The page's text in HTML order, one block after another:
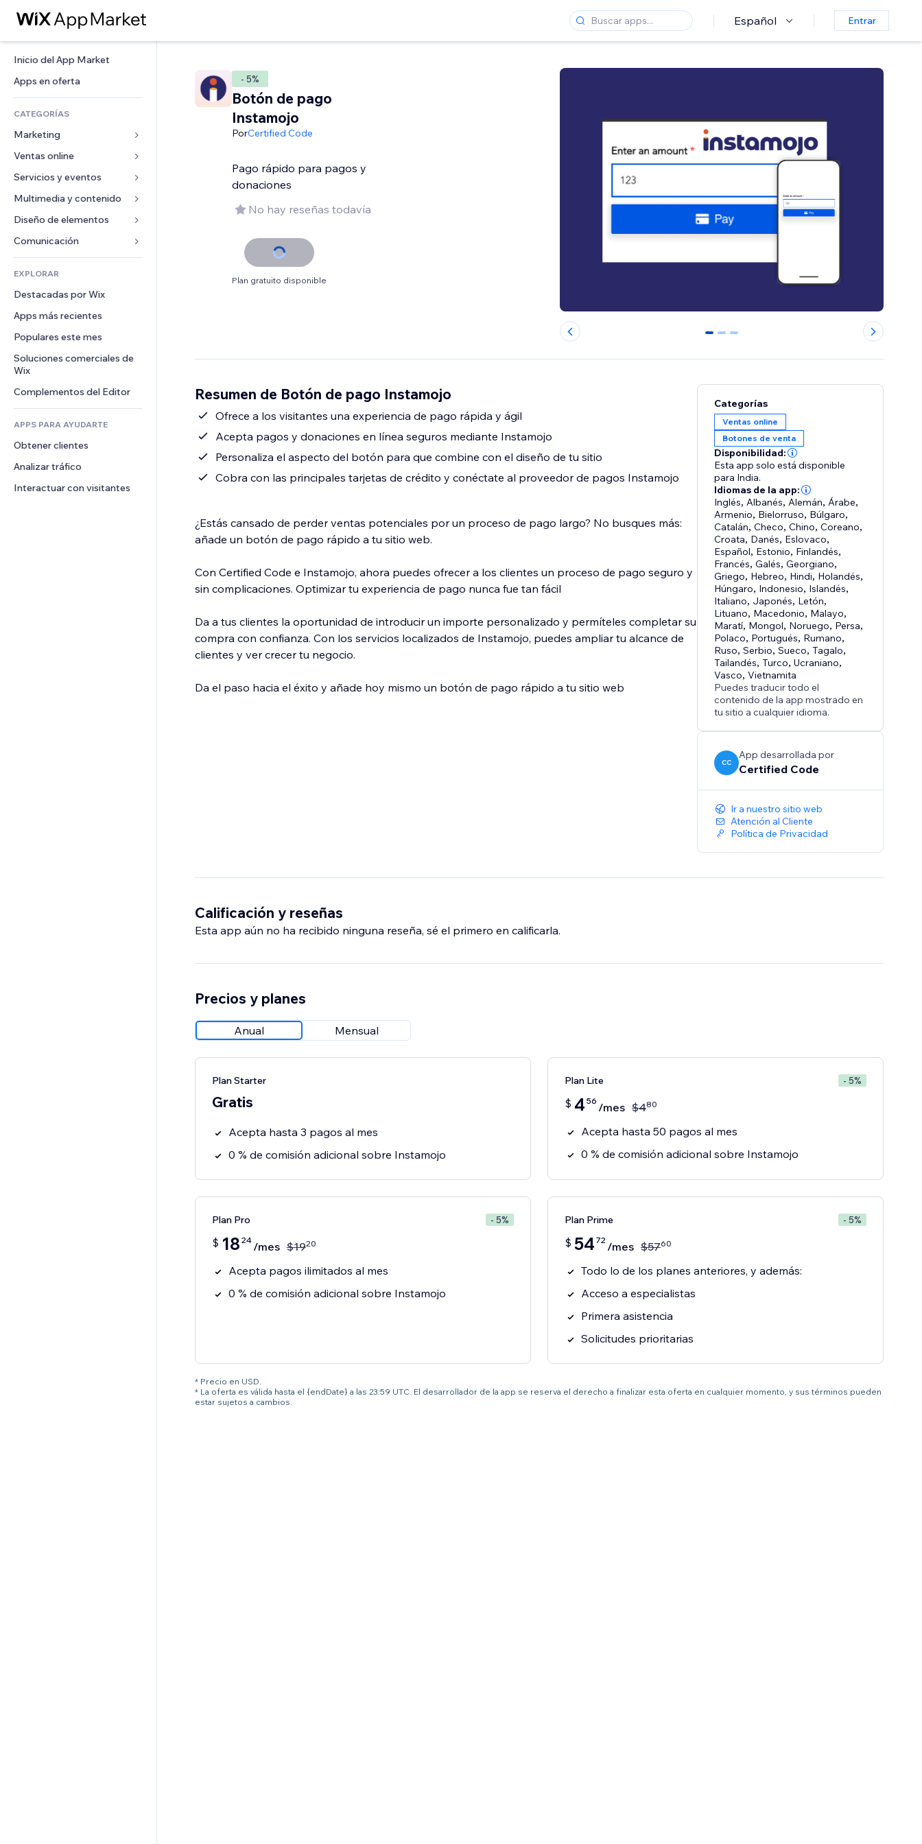
Español Entrar
Inicio del App Market
Apps en oferta
CATEGORÍAS
Marketing
Anuncios
Móvil
Analíticas
Anuncios del sitio
Email
Ventas online
Apps para tiendas
Envíos y entregas
Botones de venta
Contabilidad
Cupones y fidelización
Almacenamiento de mercancía
Crowdfunding
Alimentos y bebidas
Servicios y eventos
Hoteles
Eventos
Restaurantes
Inmobiliarias
Reservas
Multimedia y contenido
Galerías
Música
Pódcast
Fotografía
Video
PDF
Compartir archivos
Noticias
Servicios de contenido
Efectos de texto
Diseño de elementos
Mapas y navegación
Privacidad y seguridad
Reloj
Plantillas para páginas
Efectos de imágenes
Botones y menús
Banners e insignias
Calculadoras
Buscar
Formularios
Encuestas
Chat
Comentarios
Teléfono
Comunidad
Reseñas y testimonios
EXPLORAR
Destacadas por Wix
Apps más recientes
Populares este mes
Soluciones comerciales de
Wix
Complementos del Editor
APPS PARA AYUDARTE
Obtener clientes
Analizar tráfico
Interactuar con visitantes
- 5%
Botón de pago
Instamojo
PorCertified Code
Pago rápido para pagos y
donaciones
No hay reseñas todavía
Plan gratuito disponible
0 1 2
Resumen de Botón de pago Instamojo
Ofrece a los visitantes una experiencia de pago rápida y ágil
Acepta pagos y donaciones en línea seguros mediante Instamojo
Personaliza el aspecto del botón para que combine con el diseño de tu sitio
Cobra con las principales tarjetas de crédito y conéctate al proveedor de pagos Instamojo
¿Estás cansado de perder ventas potenciales por un proceso de pago largo? No busques más:
añade un botón de pago rápido a tu sitio web.
Con Certified Code e Instamojo, ahora puedes ofrecer a los clientes un proceso de pago seguro y
sin complicaciones. Optimizar tu experiencia de pago nunca fue tan fácil
Da a tus clientes la oportunidad de introducir un importe personalizado y permíteles completar su
compra con confianza. Con los servicios localizados de Instamojo, puedes ampliar tu alcance de
clientes y ver crecer tu negocio.
Da el paso hacia el éxito y añade hoy mismo un botón de pago rápido a tu sitio web
Categorías
Ventas online
Botones de venta
Disponibilidad:
Esta app solo está disponible
para India.
Idiomas de la app:
Inglés, Albanés, Alemán, Árabe,
Armenio, Bielorruso, Búlgaro,
Catalán,Checo,Chino,Coreano,
Croata, Danés, Eslovaco,
Español, Estonio, Finlandés,
Francés,Galés,Georgiano,
Griego, Hebreo, Hindi, Holandés,
Húngaro, Indonesio, Islandés,
Italiano, Japonés, Letón,
Lituano, Macedonio, Malayo,
Maratí, Mongol, Noruego, Persa,
Polaco, Portugués, Rumano,
Ruso,Serbio,Sueco,Tagalo,
Tailandés,Turco,Ucraniano,
Vasco,Vietnamita
Puedes traducir todo el
contenido de la app mostrado en
tu sitio a cualquier idioma.
CC
App desarrollada por
Certified Code
Ir a nuestro sitio web
Atención al Cliente
Política de Privacidad
Calificación y reseñas
Esta app aún no ha recibido ninguna reseña, sé el primero en calificarla.
Precios y planes
Anual Mensual
Plan Starter
Gratis
Acepta hasta 3 pagos al mes
0 % de comisión adicional sobre Instamojo
Plan Lite - 5%
$ 4 56 /mes $480
Acepta hasta 50 pagos al mes
0 % de comisión adicional sobre Instamojo
Plan Pro - 5%
$ 18 24 /mes $1920
Acepta pagos ilimitados al mes
0 % de comisión adicional sobre Instamojo
Plan Prime - 5%
$ 54 72 /mes $5760
Todo lo de los planes anteriores, y además:
Acceso a especialistas
Primera asistencia
Solicitudes prioritarias
* Precio en USD.
* La oferta es válida hasta el {endDate} a las 23:59 UTC. El desarrollador de la app se reserva el derecho a finalizar esta oferta en cualquier momento, y sus términos pueden
estar sujetos a cambios.